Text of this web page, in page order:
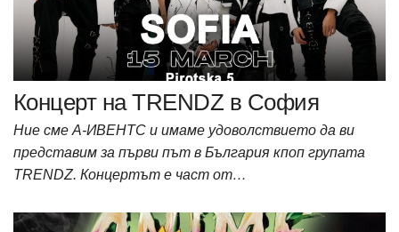
Концерт на TRENDZ в София
Ние сме А-ИВЕНТС и имаме удоволствието да ви
представим за първи път в България кпоп групата
TRENDZ. Концертът е част от…